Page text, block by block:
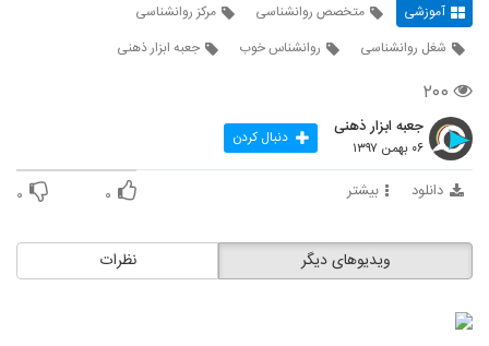
آموزشی متخصص روانشناسی
مرکز روانشناسی
شغل روانشناسی
روانشناس خوب جعبه ابزار ذهنی
۲۰۰
جعبه ابزار ذهنی
۰۶ بهمن ۱۳۹۷ دنبال کردن
دانلود بیشتر ۰ ۰
نظرات ویدیوهای دیگر